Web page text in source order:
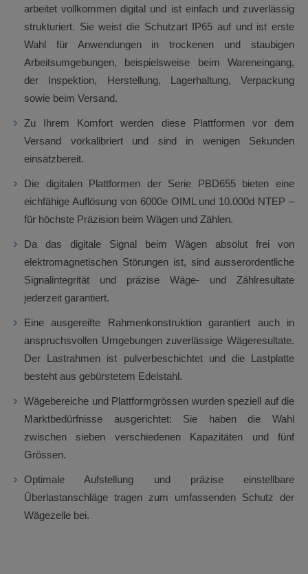
arbeitet vollkommen digital und ist einfach und zuverlässig
strukturiert. Sie weist die Schutzart IP65 auf und ist erste
Wahl für Anwendungen in trockenen und staubigen
Arbeitsumgebungen, beispielsweise beim Wareneingang,
der Inspektion, Herstellung, Lagerhaltung, Verpackung
sowie beim Versand.
Zu Ihrem Komfort werden diese Plattformen vor dem
Versand vorkalibriert und sind in wenigen Sekunden
einsatzbereit.
Die digitalen Plattformen der Serie PBD655 bieten eine
eichfähige Auflösung von 6000e OIML und 10.000d NTEP –
für höchste Präzision beim Wägen und Zählen.
Da das digitale Signal beim Wägen absolut frei von
elektromagnetischen Störungen ist, sind ausserordentliche
Signalintegrität und präzise Wäge- und Zählresultate
jederzeit garantiert.
Eine ausgereifte Rahmenkonstruktion garantiert auch in
anspruchsvollen Umgebungen zuverlässige Wägeresultate.
Der Lastrahmen ist pulverbeschichtet und die Lastplatte
besteht aus gebürstetem Edelstahl.
Wägebereiche und Plattformgrössen wurden speziell auf die
Marktbedürfnisse ausgerichtet: Sie haben die Wahl
zwischen sieben verschiedenen Kapazitäten und fünf
Grössen.
Optimale Aufstellung und präzise einstellbare
Überlastanschläge tragen zum umfassenden Schutz der
Wägezelle bei.